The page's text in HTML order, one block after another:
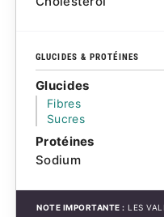
GLUCIDES & PROTÉINES
Glucides
Fibres
Sucres
Protéines
Sodium
NOTE IMPORTANTE : LES